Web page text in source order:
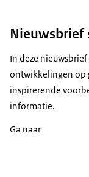
Nieuwsbrief
In deze
ontwikkelingen op
inspirerende
informatie.
Ga naar